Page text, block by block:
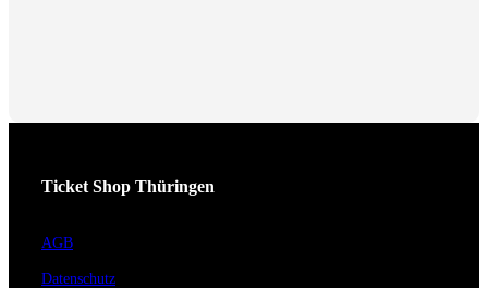
Ticket Shop Thüringen
AGB
Datenschutz